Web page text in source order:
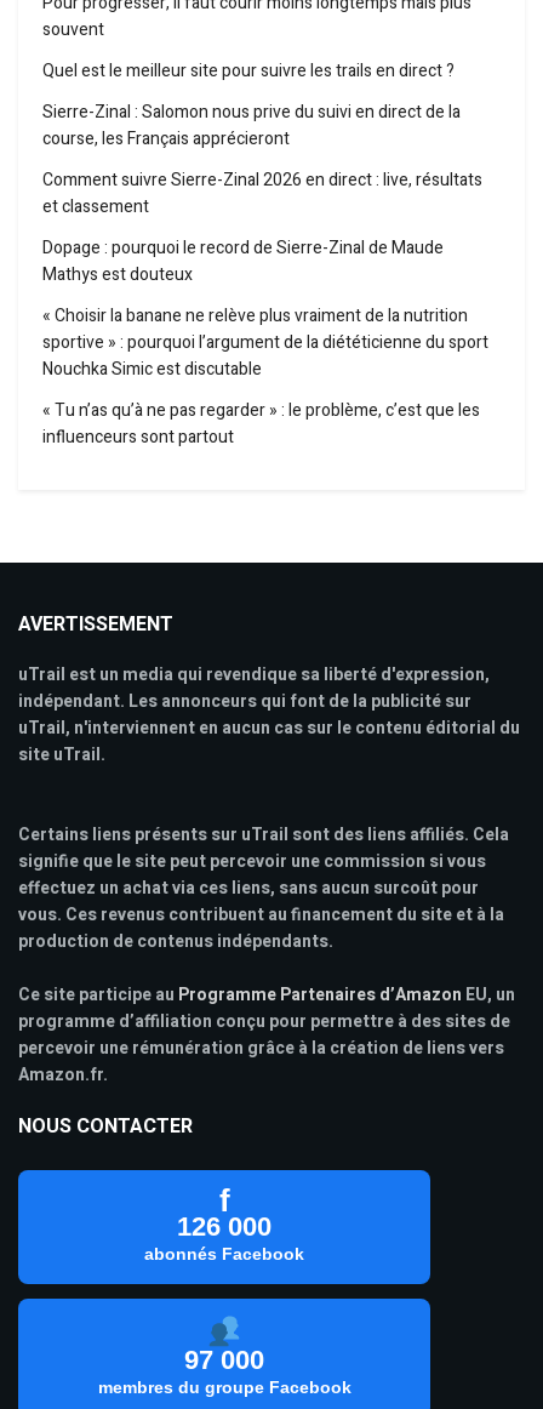
souvent
Quel est le meilleur site pour suivre les trails en direct ?
Sierre-Zinal : Salomon nous prive du suivi en direct de la
course, les Français apprécieront
Comment suivre Sierre-Zinal 2026 en direct : live, résultats
et classement
Dopage : pourquoi le record de Sierre-Zinal de Maude
Mathys est douteux
« Choisir la banane ne relève plus vraiment de la nutrition
sportive » : pourquoi l’argument de la diététicienne du sport
Nouchka Simic est discutable
« Tu n’as qu’à ne pas regarder » : le problème, c’est que les
influenceurs sont partout
AVERTISSEMENT
uTrail est un media qui revendique sa liberté d'expression,
indépendant. Les annonceurs qui font de la publicité sur
uTrail, n'interviennent en aucun cas sur le contenu éditorial du
site uTrail.
Certains liens présents sur uTrail sont des liens affiliés. Cela
signifie que le site peut percevoir une commission si vous
effectuez un achat via ces liens, sans aucun surcoût pour
vous. Ces revenus contribuent au financement du site et à la
production de contenus indépendants.
Ce site participe au Programme Partenaires d’Amazon EU, un
programme d’affiliation conçu pour permettre à des sites de
percevoir une rémunération grâce à la création de liens vers
Amazon.fr.
NOUS CONTACTER
f
126 000
abonnés Facebook
97 000
membres du groupe Facebook